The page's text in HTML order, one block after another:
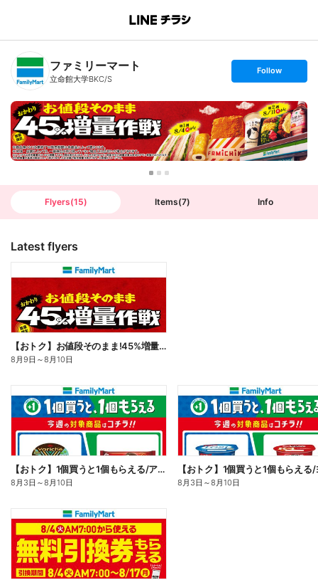
B
n
T
ファミリーマート
立命館大学BKC/S
s
t
o
l
l
o
w
Follow
Flyers(15) Items(7) Info
Latest flyers
【おトク】お値段そのまま!45%増量作戦!
8月9日 ～8月10日
【おトク】1個買うと1個もらえる/アイス
8月3日 ～8月10日 8月3日 ～8月10日